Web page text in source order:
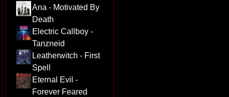
Ana - Motivated By
Death
Electric Callboy -
Tanzneid
Leatherwitch - First
Spell
Eternal Evil -
Forever Feared